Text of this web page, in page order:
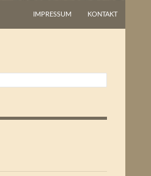
IMPRESSUM KONTAKT